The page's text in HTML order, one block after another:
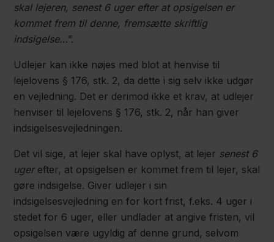
skal lejeren, senest 6 uger efter at opsigelsen er
kommet frem til denne, fremsætte skriftlig
indsigelse…”.
Udlejer kan ikke nøjes med blot at henvise til
lejelovens § 176, stk. 2, da dette i sig selv ikke udgør
en vejledning. Det er derimod ikke et krav, at udlejer
henviser til lejelovens § 176, stk. 2, når han giver
indsigelsesvejledningen.
Det vil sige, at lejer skal have oplyst, at lejer senest 6
ugerefter, at opsigelsen er kommet frem til lejer, skal
gøre indsigelse. Giver udlejer i sin
indsigelsesvejledning en for kort frist, f.eks. 4 uger i
stedet for 6 uger, eller undlader at angive fristen, vil
opsigelsen være ugyldig af denne grund, selvom